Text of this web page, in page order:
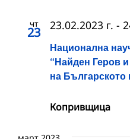
чт
23
Национална
“Найден Геров
на Българското
23.02.2023 г. -
Копривщица